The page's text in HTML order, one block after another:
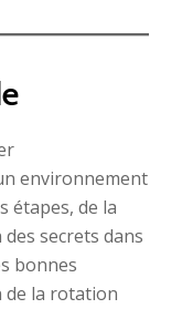
environnement
étapes, de la
secrets dans
bonnes
de la rotation